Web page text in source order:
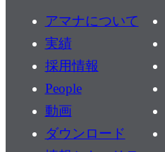
アマナについて
実績
採用情報
People
動画
ダウンロード